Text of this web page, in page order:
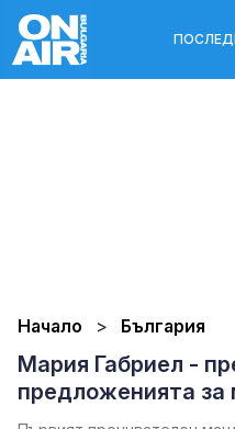
Начало България
Мария Габриел -
предложенията за